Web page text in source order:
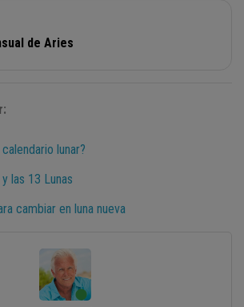
de Aries
lunar?
las 13 Lunas
cambiar en luna nueva